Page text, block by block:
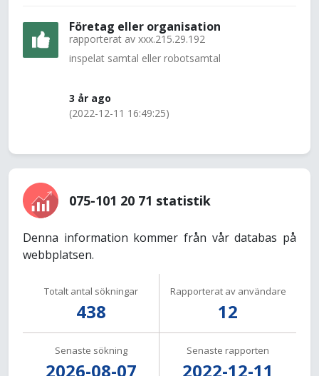
Företag eller organisation
rapporterat av xxx.215.29.192
inspelat samtal eller robotsamtal
3 år ago
(2022-12-11 16:49:25)
075-101 20 71 statistik
Denna information kommer från vår databas på
webbplatsen.
Totalt antal sökningar
438
Rapporterat av användare
12
Senaste sökning
2026-08-07
Senaste rapporten
2022-12-11